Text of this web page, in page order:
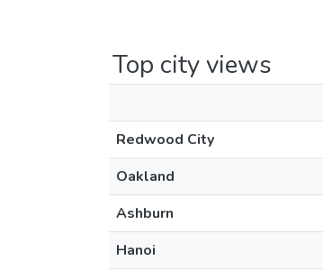
Top city views
Redwood City
Oakland
Ashburn
Hanoi